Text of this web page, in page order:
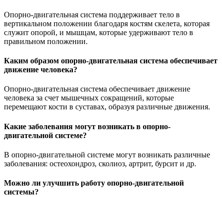
Опорно-двигательная система поддерживает тело в
вертикальном положении благодаря костям скелета, которая
служит опорой, и мышцам, которые удерживают тело в
правильном положении.
Каким образом опорно-двигательная система обеспечивает
движение человека?
Опорно-двигательная система обеспечивает движение
человека за счет мышечных сокращений, которые
перемещают кости в суставах, образуя различные движения.
Какие заболевания могут возникать в опорно-
двигательной системе?
В опорно-двигательной системе могут возникать различные
заболевания: остеохондроз, сколиоз, артрит, бурсит и др.
Можно ли улучшить работу опорно-двигательной
системы?